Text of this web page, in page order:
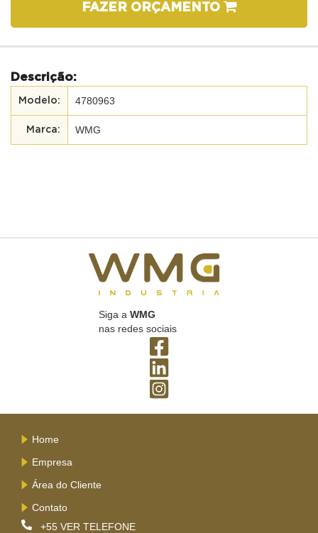
FAZER ORÇAMENTO
Descrição:
4780963
WMG
Siga a WMG
nas redes sociais
Home
Empresa
Área do Cliente
Contato
+55 VER TELEFONE